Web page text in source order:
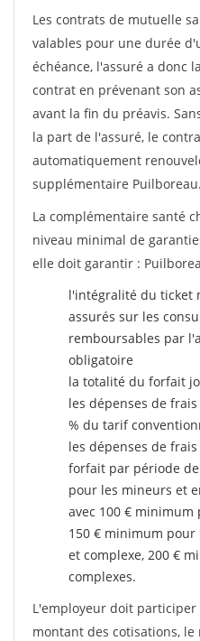
Les contrats de mutuelle
valables pour une durée
échéance, l'assuré a donc
contrat en prévenant son
avant la fin du préavis.
la part de l'assuré, le
automatiquement
supplémentaire Puilboreau.
La complémentaire santé
niveau minimal de
elle doit garantir :
l'intégralité du ticket
assurés sur les
remboursables par
obligatoire
la totalité du forfait
les dépenses de
% du tarif
les dépenses de
forfait par période
pour les mineurs et
avec 100 €
150 € minimum
et complexe, 200 €
complexes.
L'employeur doit
montant des cotisations,